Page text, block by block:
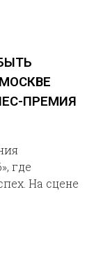
ПРЕМИЯ
где
На сцене